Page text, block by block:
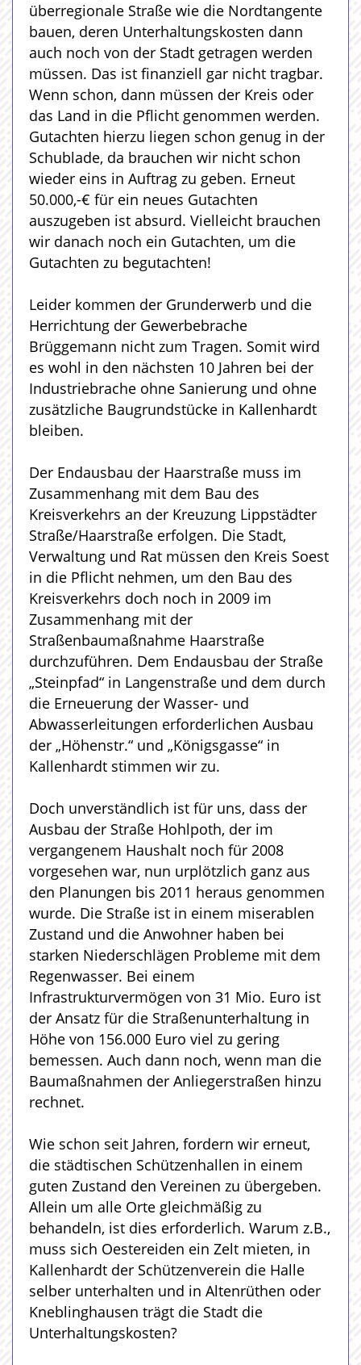
überregionale Straße wie die Nordtangente
bauen, deren Unterhaltungskosten dann
auch noch von der Stadt getragen werden
müssen. Das ist finanziell gar nicht tragbar.
Wenn schon, dann müssen der Kreis oder
das Land in die Pflicht genommen werden.
Gutachten hierzu liegen schon genug in der
Schublade, da brauchen wir nicht schon
wieder eins in Auftrag zu geben. Erneut
50.000,-€ für ein neues Gutachten
auszugeben ist absurd. Vielleicht brauchen
wir danach noch ein Gutachten, um die
Gutachten zu begutachten!
Leider kommen der Grunderwerb und die
Herrichtung der Gewerbebrache
Brüggemann nicht zum Tragen. Somit wird
es wohl in den nächsten 10 Jahren bei der
Industriebrache ohne Sanierung und ohne
zusätzliche Baugrundstücke in Kallenhardt
bleiben.
Der Endausbau der Haarstraße muss im
Zusammenhang mit dem Bau des
Kreisverkehrs an der Kreuzung Lippstädter
Straße/Haarstraße erfolgen. Die Stadt,
Verwaltung und Rat müssen den Kreis Soest
in die Pflicht nehmen, um den Bau des
Kreisverkehrs doch noch in 2009 im
Zusammenhang mit der
Straßenbaumaßnahme Haarstraße
durchzuführen. Dem Endausbau der Straße
„Steinpfad“ in Langenstraße und dem durch
die Erneuerung der Wasser- und
Abwasserleitungen erforderlichen Ausbau
der „Höhenstr.“ und „Königsgasse“ in
Kallenhardt stimmen wir zu.
Doch unverständlich ist für uns, dass der
Ausbau der Straße Hohlpoth, der im
vergangenem Haushalt noch für 2008
vorgesehen war, nun urplötzlich ganz aus
den Planungen bis 2011 heraus genommen
wurde. Die Straße ist in einem miserablen
Zustand und die Anwohner haben bei
starken Niederschlägen Probleme mit dem
Regenwasser. Bei einem
Infrastrukturvermögen von 31 Mio. Euro ist
der Ansatz für die Straßenunterhaltung in
Höhe von 156.000 Euro viel zu gering
bemessen. Auch dann noch, wenn man die
Baumaßnahmen der Anliegerstraßen hinzu
rechnet.
Wie schon seit Jahren, fordern wir erneut,
die städtischen Schützenhallen in einem
guten Zustand den Vereinen zu übergeben.
Allein um alle Orte gleichmäßig zu
behandeln, ist dies erforderlich. Warum z.B.,
muss sich Oestereiden ein Zelt mieten, in
Kallenhardt der Schützenverein die Halle
selber unterhalten und in Altenrüthen oder
Kneblinghausen trägt die Stadt die
Unterhaltungskosten?